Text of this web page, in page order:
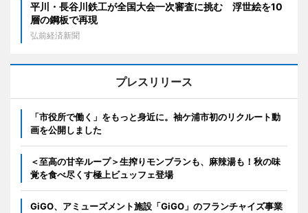
平川・長谷川鉄工が全国大会一次審査に挑む 浮世絵を10
層の鋼板で再現
弘前経済新聞
プレスリリース
「市役所で働く」をもっと身近に。袖ケ浦市初のリクルート動
画を公開しました
＜至高の甘辛ループ＞生搾りモンブランも、麻辣湯も！秋の味
覚を食べ尽くす極上ビュッフェ登場
GiGO、アミューズメント施設「GiGO」のフランチャイズ事業